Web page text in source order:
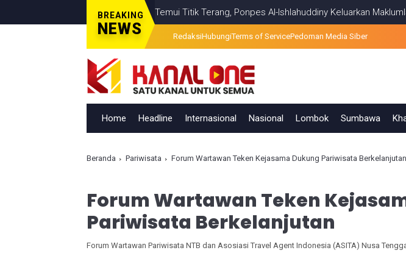
BREAKING
NEWS
Visual Berita Televisi Temui Titik Terang, Ponpes Al-Ishlahuddiny Keluarkan Maklumlat
RedaksiHubungiTerms of ServicePedoman Media Siber
Home Headline Internasional Nasional Lombok Sumbawa
Beranda Pariwisata Forum Wartawan Teken Kejasama Dukung Pariwisata Berkelanjutan
Forum Wartawan Teken
Pariwisata Berkelanjutan
Forum Wartawan Pariwisata NTB dan Asosiasi Travel Agent Indonesia (ASITA) Nusa